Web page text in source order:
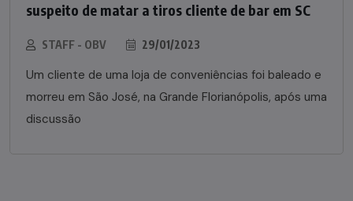
suspeito de matar a tiros cliente de bar em SC
STAFF - OBV 29/01/2023
Um cliente de uma loja de conveniências foi baleado e
morreu em São José, na Grande Florianópolis, após uma
discussão